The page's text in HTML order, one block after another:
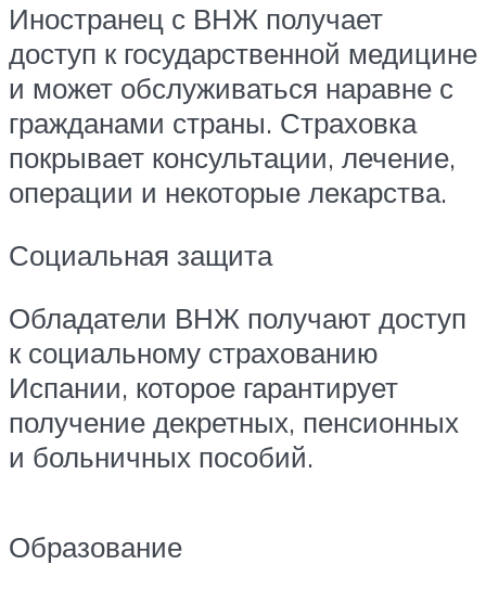
Иностранец с ВНЖ получает
доступ к государственной медицине
и может обслуживаться наравне с
гражданами страны. Страховка
покрывает консультации, лечение,
операции и некоторые лекарства.
Социальная защита
Обладатели ВНЖ получают доступ
к социальному страхованию
Испании, которое гарантирует
получение декретных, пенсионных
и больничных пособий.
Образование